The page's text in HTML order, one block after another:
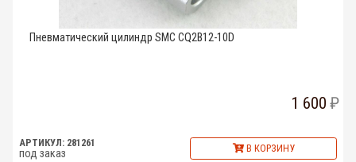
Пневматический цилиндр SMC CQ2B12-10D
1 600
АРТИКУЛ: 281261
под заказ В КОРЗИНУ